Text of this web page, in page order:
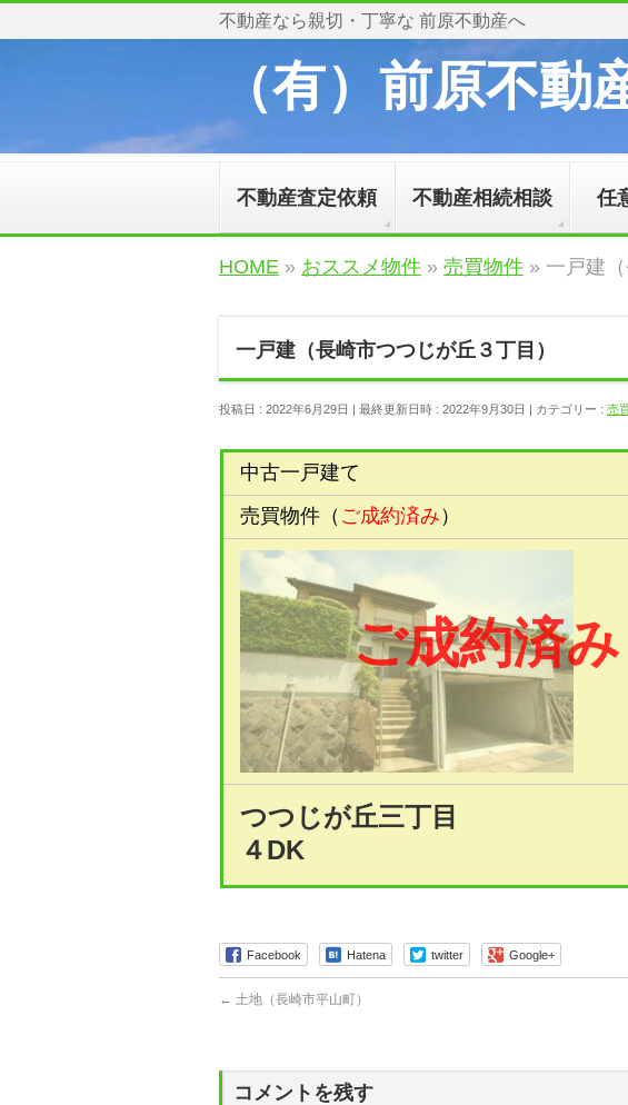
不動産なら親切・丁寧な 前原不動産へ
（有）前原不動
不動産査定依頼 不動産相続相談 任
HOME » おススメ物件 » 売買物件 » 一戸建
一戸建（長崎市つつじが丘３丁目）
投稿日 : 2022年6月29日 最終更新日時 : 2022年9月30日 カテゴリー : 売
中古一戸建て
売買物件（ ご成約済み ）
ご成約済み
つつじが丘三丁目
４DK
Facebook Hatena twitter Google+
← 土地（長崎市平山町）
コメントを残す